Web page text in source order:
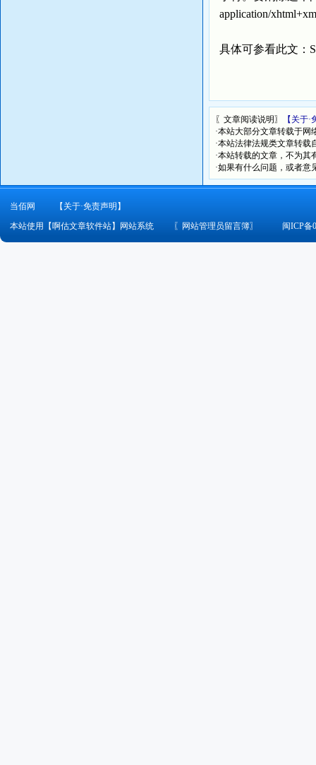
application/
具体可参看此文：
〖文章阅读说明〗
【关于
·本站大部分文章转载于
·本站法律法规类文章转
·本站转载的文章，不为
·如果有什么问题，或者意
当佰网
【关于·免责声明】
本站使用【啊估文章软件站】网站系统
〖 网站管理员留言簿〗 闽ICP备